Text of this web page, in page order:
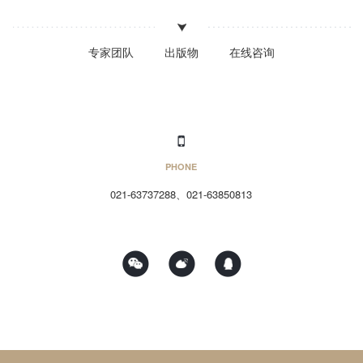
专家团队 出版物 在线咨询
PHONE
021-63737288、021-63850813